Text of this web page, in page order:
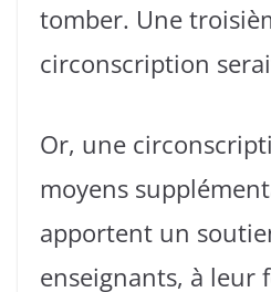
tomber. Une
circonscription
Or, une
moyens
apportent un
enseignants, à leur